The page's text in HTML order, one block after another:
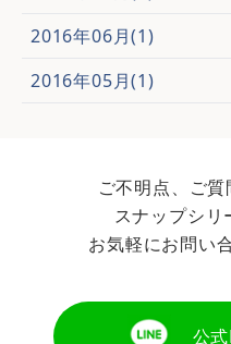
2016年06月(1)
2016年05月(1)
ご不明点、ご
スナップシリ
お気軽にお問い
公